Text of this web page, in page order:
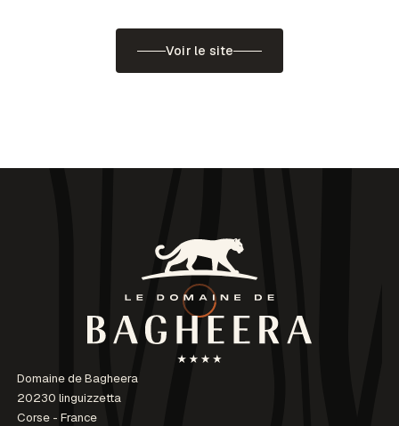
Voir le site
Domaine de Bagheera
20230 linguizzetta
Corse - France